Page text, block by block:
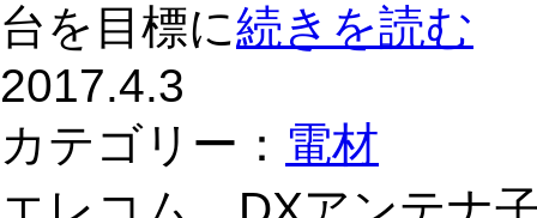
台を目標に続きを読む
2017.4.3
カテゴリー： 電材